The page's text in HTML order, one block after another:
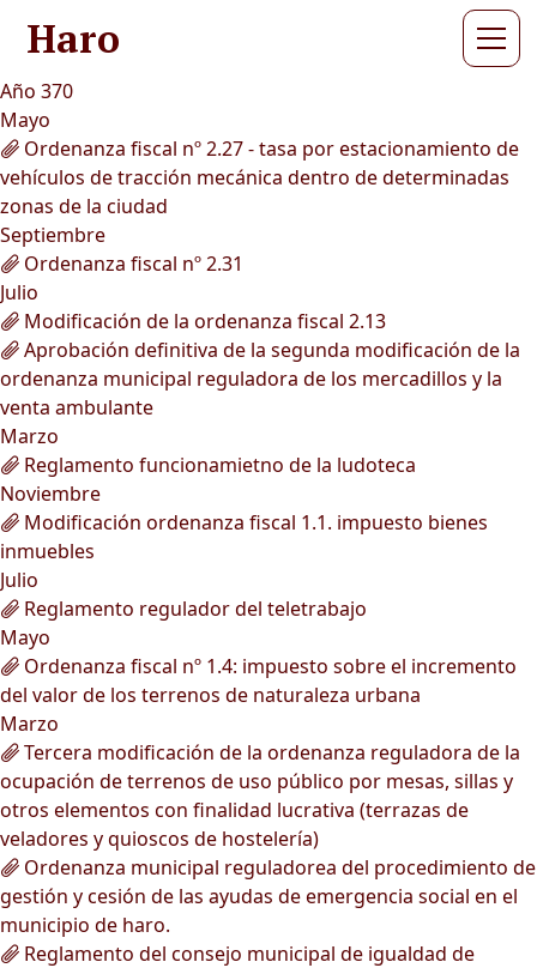
Haro
Año 370
Mayo
Ordenanza fiscal nº 2.27 - tasa por estacionamiento de
vehículos de tracción mecánica dentro de determinadas
zonas de la ciudad
Septiembre
Ordenanza fiscal nº 2.31
Julio
Modificación de la ordenanza fiscal 2.13
Aprobación definitiva de la segunda modificación de la
ordenanza municipal reguladora de los mercadillos y la
venta ambulante
Marzo
Reglamento funcionamietno de la ludoteca
Noviembre
Modificación ordenanza fiscal 1.1. impuesto bienes
inmuebles
Julio
Reglamento regulador del teletrabajo
Mayo
Ordenanza fiscal nº 1.4: impuesto sobre el incremento
del valor de los terrenos de naturaleza urbana
Marzo
Tercera modificación de la ordenanza reguladora de la
ocupación de terrenos de uso público por mesas, sillas y
otros elementos con finalidad lucrativa (terrazas de
veladores y quioscos de hostelería)
Ordenanza municipal reguladorea del procedimiento de
gestión y cesión de las ayudas de emergencia social en el
municipio de haro.
Reglamento del consejo municipal de igualdad de